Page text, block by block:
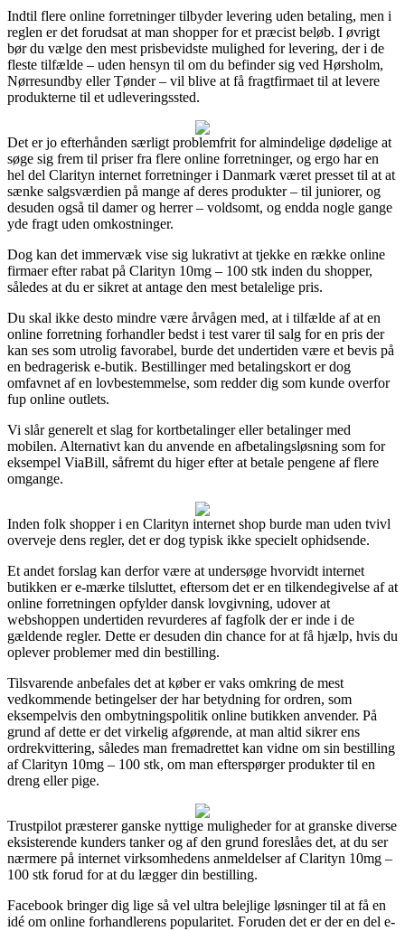
Indtil flere online forretninger tilbyder levering uden betaling, men i
reglen er det forudsat at man shopper for et præcist beløb. I øvrigt
bør du vælge den mest prisbevidste mulighed for levering, der i de
fleste tilfælde – uden hensyn til om du befinder sig ved Hørsholm,
Nørresundby eller Tønder – vil blive at få fragtfirmaet til at levere
produkterne til et udleveringssted.
Det er jo efterhånden særligt problemfrit for almindelige dødelige at
søge sig frem til priser fra flere online forretninger, og ergo har en
hel del Clarityn internet forretninger i Danmark været presset til at at
sænke salgsværdien på mange af deres produkter – til juniorer, og
desuden også til damer og herrer – voldsomt, og endda nogle gange
yde fragt uden omkostninger.
Dog kan det immervæk vise sig lukrativt at tjekke en række online
firmaer efter rabat på Clarityn 10mg – 100 stk inden du shopper,
således at du er sikret at antage den mest betalelige pris.
Du skal ikke desto mindre være årvågen med, at i tilfælde af at en
online forretning forhandler bedst i test varer til salg for en pris der
kan ses som utrolig favorabel, burde det undertiden være et bevis på
en bedragerisk e-butik. Bestillinger med betalingskort er dog
omfavnet af en lovbestemmelse, som redder dig som kunde overfor
fup online outlets.
Vi slår generelt et slag for kortbetalinger eller betalinger med
mobilen. Alternativt kan du anvende en afbetalingsløsning som for
eksempel ViaBill, såfremt du higer efter at betale pengene af flere
omgange.
Inden folk shopper i en Clarityn internet shop burde man uden tvivl
overveje dens regler, det er dog typisk ikke specielt ophidsende.
Et andet forslag kan derfor være at undersøge hvorvidt internet
butikken er e-mærke tilsluttet, eftersom det er en tilkendegivelse af at
online forretningen opfylder dansk lovgivning, udover at
webshoppen undertiden revurderes af fagfolk der er inde i de
gældende regler. Dette er desuden din chance for at få hjælp, hvis du
oplever problemer med din bestilling.
Tilsvarende anbefales det at køber er vaks omkring de mest
vedkommende betingelser der har betydning for ordren, som
eksempelvis den ombytningspolitik online butikken anvender. På
grund af dette er det virkelig afgørende, at man altid sikrer ens
ordrekvittering, således man fremadrettet kan vidne om sin bestilling
af Clarityn 10mg – 100 stk, om man efterspørger produkter til en
dreng eller pige.
Trustpilot præsterer ganske nyttige muligheder for at granske diverse
eksisterende kunders tanker og af den grund foreslåes det, at du ser
nærmere på internet virksomhedens anmeldelser af Clarityn 10mg –
100 stk forud for at du lægger din bestilling.
Facebook bringer dig lige så vel ultra belejlige løsninger til at få en
idé om online forhandlerens popularitet. Foruden det er der en del e-